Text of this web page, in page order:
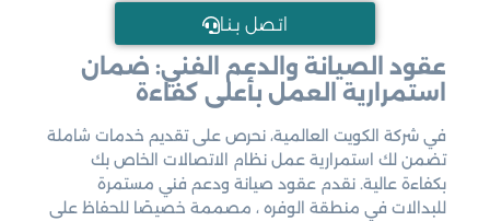
اتـصل بـنـا
عقود الصيانة والدعم الفني: ضمان
استمرارية العمل بأعلى كفاءة
في شركة الكويت العالمية، نحرص على تقديم خدمات شاملة
تضمن لك استمرارية عمل نظام الاتصالات الخاص بك
بكفاءة عالية. نقدم عقود صيانة ودعم فني مستمرة
للبدالات في منطقة الوفره ، مصممة خصيصًا للحفاظ على